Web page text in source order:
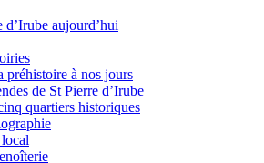
d’Irube aujourd’hui
préhistoire à nos jours
de St Pierre d’Irube
quartiers historiques